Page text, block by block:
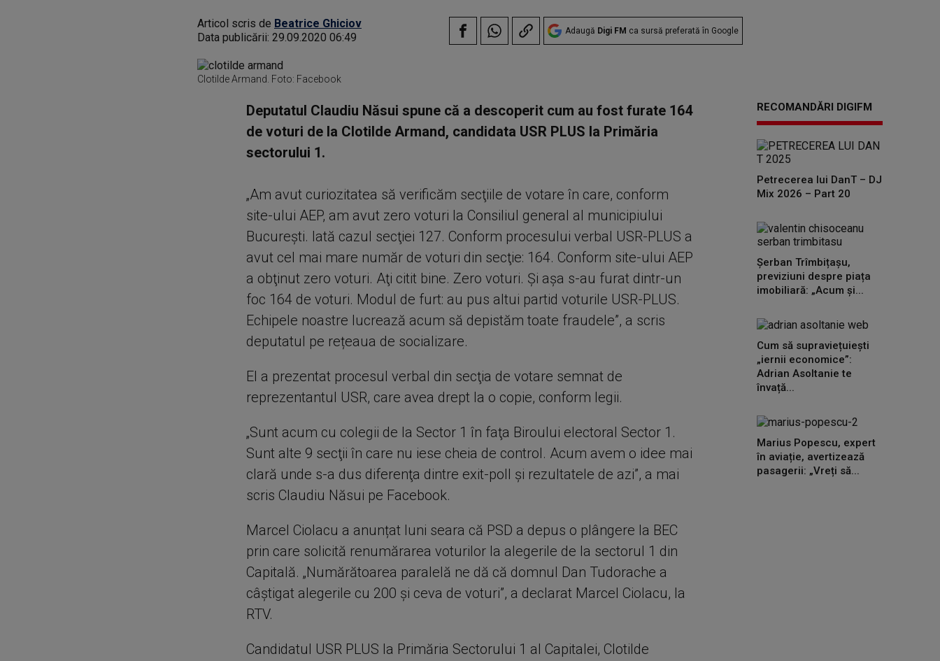
Articol scris de Beatrice Ghiciov
Data publicării: 29.09.2020 06:49 Adaugă Digi FM ca sursă preferată în Google
Clotilde Armand. Foto: Facebook
Deputatul Claudiu Năsui spune că a descoperit cum au fost furate 164
de voturi de la Clotilde Armand, candidata USR PLUS la Primăria
sectorului 1.
„Am avut curiozitatea să verificăm secţiile de votare în care, conform
site-ului AEP, am avut zero voturi la Consiliul general al municipiului
Bucureşti. Iată cazul secţiei 127. Conform procesului verbal USR-PLUS a
avut cel mai mare număr de voturi din secţie: 164. Conform site-ului AEP
a obţinut zero voturi. Aţi citit bine. Zero voturi. Şi aşa s-au furat dintr-un
foc 164 de voturi. Modul de furt: au pus altui partid voturile USR-PLUS.
Echipele noastre lucrează acum să depistăm toate fraudele”, a scris
deputatul pe rețeaua de socializare.
El a prezentat procesul verbal din secţia de votare semnat de
reprezentantul USR, care avea drept la o copie, conform legii.
„Sunt acum cu colegii de la Sector 1 în faţa Biroului electoral Sector 1.
Sunt alte 9 secţii în care nu iese cheia de control. Acum avem o idee mai
clară unde s-a dus diferenţa dintre exit-poll şi rezultatele de azi”, a mai
scris Claudiu Năsui pe Facebook.
Marcel Ciolacu a anunțat luni seara că PSD a depus o plângere la BEC
prin care solicită renumărarea voturilor la alegerile de la sectorul 1 din
Capitală. „Numărătoarea paralelă ne dă că domnul Dan Tudorache a
câștigat alegerile cu 200 și ceva de voturi”, a declarat Marcel Ciolacu, la
RTV.
Candidatul USR PLUS la Primăria Sectorului 1 al Capitalei, Clotilde
RECOMANDĂRI DIGIFM
Petrecerea lui DanT – DJ
Mix 2026 – Part 20
Șerban Trîmbițașu,
previziuni despre piața
imobiliară: „Acum și...
Cum să supraviețuiești
„iernii economice”:
Adrian Asoltanie te
învață...
Marius Popescu, expert
în aviație, avertizează
pasagerii: „Vreți să...